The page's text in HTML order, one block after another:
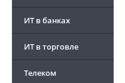
ИТ в банках
ИТ в торговле
Телеком